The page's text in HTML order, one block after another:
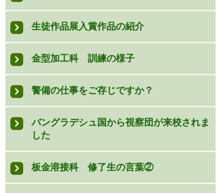
生徒作品展入賞作品の紹介
金型加工科 訓練の様子
警備の仕事をご存じですか？
バングラデシュ国から視察団が来校されま
した
板金溶接科 修了生の言葉②